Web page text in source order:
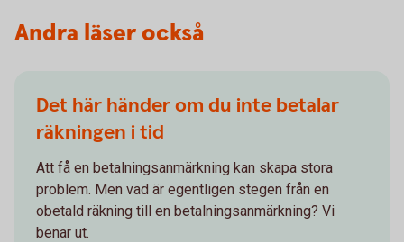
Andra läser också
Det här händer om du inte betalar
räkningen i tid
Att få en betalningsanmärkning kan skapa stora
problem. Men vad är egentligen stegen från en
obetald räkning till en betalningsanmärkning? Vi
benar ut.